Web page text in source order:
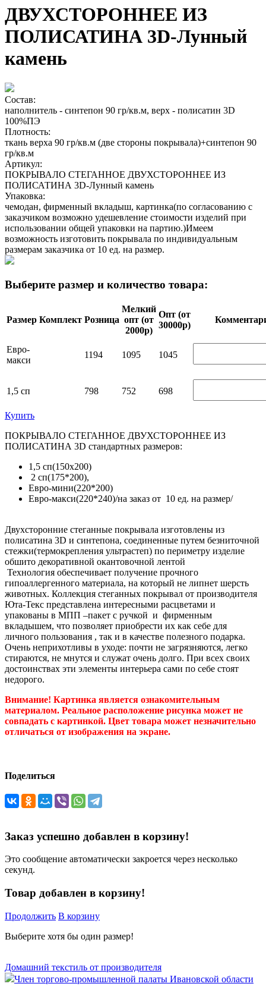
ДВУХСТОРОННЕЕ ИЗ
ПОЛИСАТИНА 3D-Лунный
камень
Состав:
наполнитель - синтепон 90 гр/кв.м, верх - полисатин 3D
100%ПЭ
Плотность:
ткань верха 90 гр/кв.м (две стороны покрывала)+синтепон 90
гр/кв.м
Артикул:
ПОКРЫВАЛО СТЕГАННОЕ ДВУХСТОРОННЕЕ ИЗ
ПОЛИСАТИНА 3D-Лунный камень
Упаковка:
чемодан, фирменный вкладыш, картинка(по согласованию с
заказчиком возможно удешевление стоимости изделий при
использовании общей упаковки на партию.)Имеем
возможность изготовить покрывала по индивидуальным
размерам заказчика от 10 ед. на размер.
Выберите размер и количество товара:
Размер Комплект Розница
Мелкий
опт (от
2000р)
Опт (от
30000р)
Евро-
макси
1194 1095 1045
1,5 сп 798 752 698
Купить
ПОКРЫВАЛО СТЕГАННОЕ ДВУХСТОРОННЕЕ ИЗ
ПОЛИСАТИНА 3D стандартных размеров:
1,5 сп(150х200)
2 сп(175*200),
Евро-мини(220*200)
Евро-макси(220*240)/на заказ от 10 ед. на размер/
Двухсторонние стеганные покрывала изготовлены из
полисатина 3D и синтепона, соединенные путем безниточной
стежки(термокрепления ультрастеп) по периметру изделие
обшито декоративной окантовочной лентой
Технология обеспечивает получение прочного
гипоаллергенного материала, на который не липнет шерсть
животных. Коллекция стеганных покрывал от производителя
Юта-Текс представлена интересными расцветами и
упакованы в МПП –пакет с ручкой и фирменным
вкладышем, что позволяет приобрести их как себе для
личного пользования , так и в качестве полезного подарка.
Очень неприхотливы в уходе: почти не загрязняются, легко
стираются, не мнутся и служат очень долго. При всех своих
достоинствах эти элементы интерьера сами по себе стоят
недорого.
Внимание! Картинка является ознакомительным
материалом. Реальное расположение рисунка может не
совпадать с картинкой. Цвет товара может незначительно
отличаться от изображения на экране.
Поделиться
Заказ успешно добавлен в корзину!
Это сообщение автоматически закроется через несколько
секунд.
Товар добавлен в корзину!
Продолжить В корзину
Выберите хотя бы один размер!
Домашний текстиль от производителя
Член торгово-промышленной палаты Ивановской области